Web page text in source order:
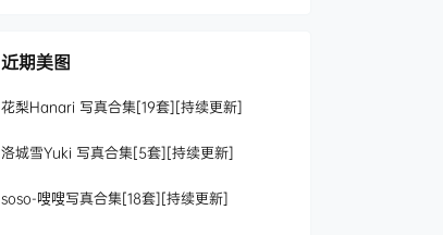
近期美图
花梨Hanari 写真合集[19套][持续更新]
洛城雪Yuki 写真合集[5套][持续更新]
soso-嗖嗖写真合集[18套][持续更新]